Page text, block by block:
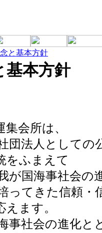
と基本方針
基本方針
集会所は、
法人としての
をふまえて
国海事社会の
てきた信頼・
えます。
社会の進化と